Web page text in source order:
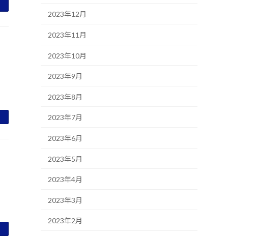
2023年12月
2023年11月
2023年10月
2023年9月
2023年8月
2023年7月
2023年6月
2023年5月
2023年4月
2023年3月
2023年2月